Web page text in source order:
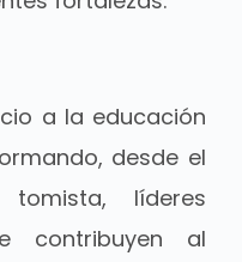
a la educación
desde el
tomista, líderes
contribuyen al